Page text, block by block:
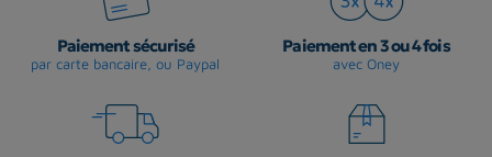
Paiement sécurisé
par carte bancaire, ou Paypal
Paiement en 3 ou 4 fois
avec Oney